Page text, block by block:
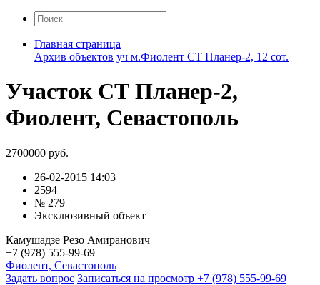
Главная страница
Архив объектов уч м.Фиолент СТ Планер-2, 12 сот.
Участок СТ Планер-2,
Фиолент, Севастополь
2700000 руб.
26-02-2015 14:03
2594
№ 279
Эксклюзивный объект
Камушадзе Резо Амиранович
+7 (978) 555-99-69
Фиолент, Севастополь
Задать вопрос Записаться на просмотр +7 (978) 555-99-69